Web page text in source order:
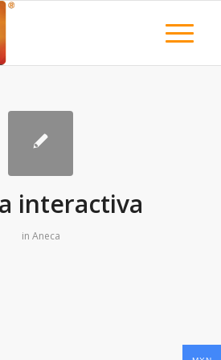
interactiva
in Aneca